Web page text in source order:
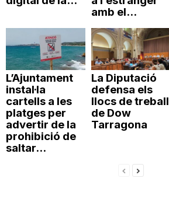
amb el...
L’Ajuntament
instal·la
cartells a les
platges per
advertir de la
prohibició de
saltar...
La Diputació
defensa els
llocs de treball
de Dow
Tarragona